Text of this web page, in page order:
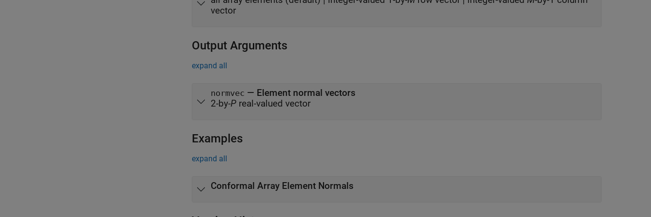
vector
Output Arguments
expand all
normvec — Element normal vectors
2-by-P real-valued vector
Examples
expand all
Conformal Array Element Normals